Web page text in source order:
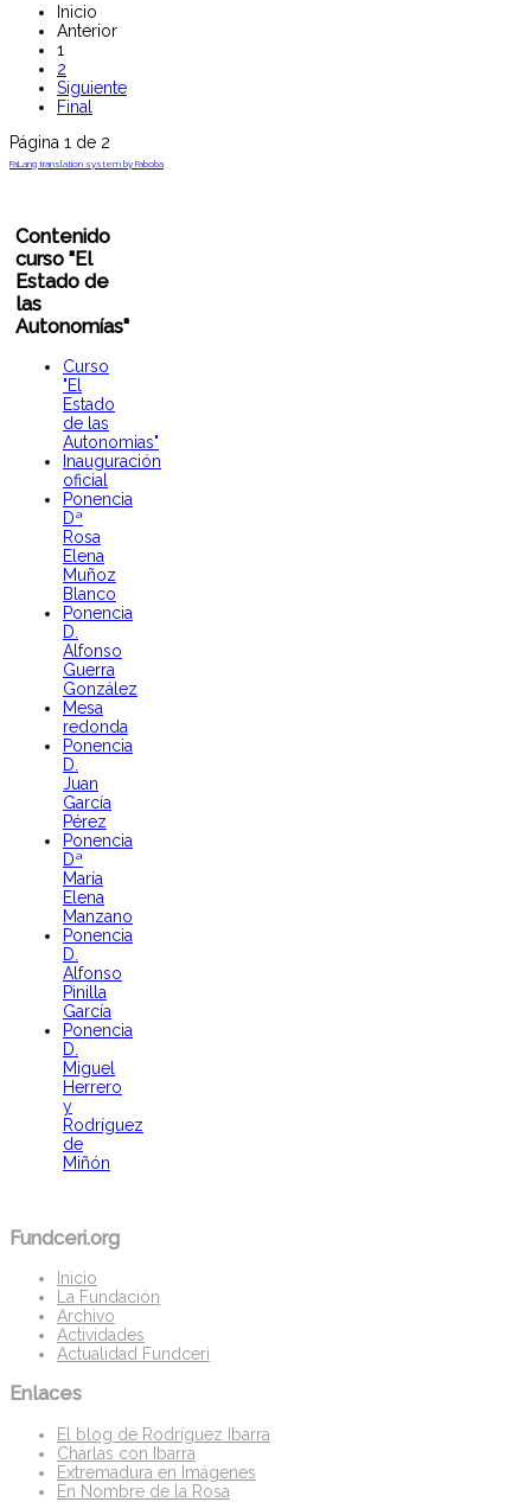
Inicio
Anterior
1
2
Siguiente
Final
Página 1 de 2
FaLang translation system by Faboba
Contenido
curso "El
Estado de
las
Autonomías"
Curso
"El
Estado
de las
Autonomias"
Inauguración
oficial
Ponencia
Dª
Rosa
Elena
Muñoz
Blanco
Ponencia
D.
Alfonso
Guerra
González
Mesa
redonda
Ponencia
D.
Juan
García
Pérez
Ponencia
Dª
María
Elena
Manzano
Ponencia
D.
Alfonso
Pinilla
García
Ponencia
D.
Miguel
Herrero
y
Rodríguez
de
Miñón
Fundceri.org
Inicio
La Fundación
Archivo
Actividades
Actualidad Fundceri
Enlaces
El blog de Rodríguez Ibarra
Charlas con Ibarra
Extremadura en Imágenes
En Nombre de la Rosa